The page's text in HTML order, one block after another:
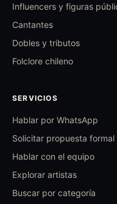
Influencers y figuras
Cantantes
Dobles y tributos
Folclore chileno
SERVICIOS
Hablar por WhatsApp
Solicitar propuesta formal
Hablar con el equipo
Explorar artistas
Buscar por categoría